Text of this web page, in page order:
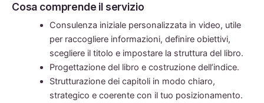
Cosa comprende il servizio
Consulenza iniziale personalizzata in video, utile
per raccogliere informazioni, definire obiettivi,
scegliere il titolo e impostare la struttura del libro.
Progettazione del libro e costruzione dell’indice.
Strutturazione dei capitoli in modo chiaro,
strategico e coerente con il tuo posizionamento.